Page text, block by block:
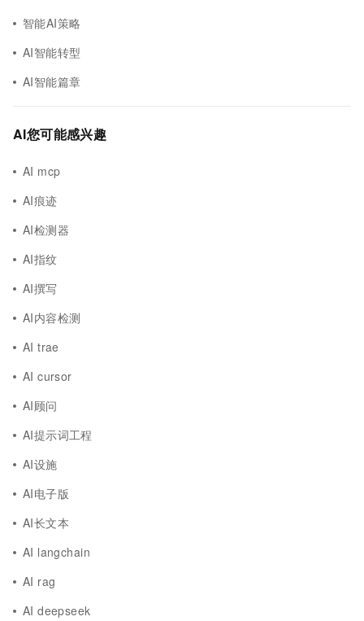
智能AI策略
AI智能转型
AI智能篇章
AI您可能感兴趣
AI mcp
AI痕迹
AI检测器
AI指纹
AI撰写
AI内容检测
AI trae
AI cursor
AI顾问
AI提示词工程
AI设施
AI电子版
AI长文本
AI langchain
AI rag
AI deepseek